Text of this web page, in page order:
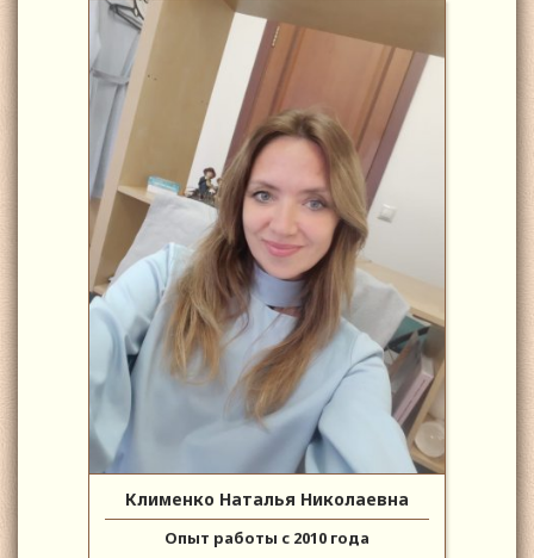
Клименко Наталья Николаевна
Опыт работы с 2010 года